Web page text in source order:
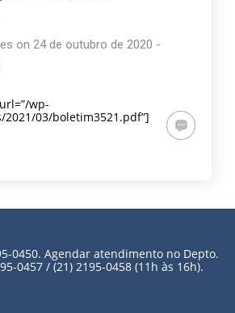
on24 de outubro de 2020 -
wp-
03/boletim3521.pdf”]
0450. Agendar atendimento no Depto.
0457 / (21) 2195-0458 (11h às 16h).